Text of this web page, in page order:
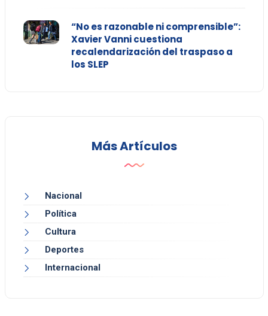
“No es razonable ni comprensible”:
Xavier Vanni cuestiona
recalendarización del traspaso a
los SLEP
Más Artículos
Nacional
Política
Cultura
Deportes
Internacional